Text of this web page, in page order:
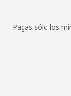
Pagas sólo los